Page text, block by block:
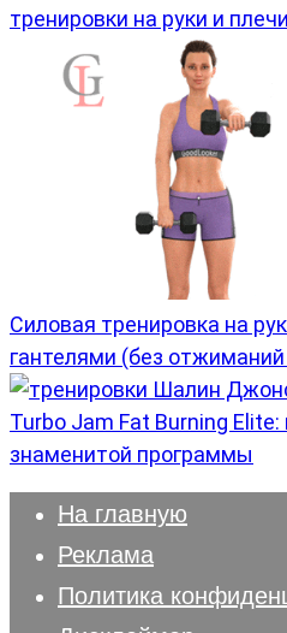
тренировки на руки и
Силовая тренировка на
гантелями (без отжиманий
Turbo Jam Fat Burning Elite:
знаменитой программы
На главную
Реклама
Политика